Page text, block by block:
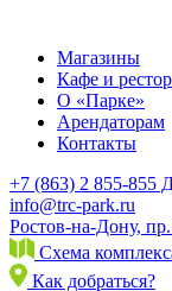
Магазины
Кафе и
О «Парке»
Арендаторам
Контакты
+7 (863) 2 855-855
info@trc-park.ru
Ростов-на-Дону,
Схема
Как добраться?